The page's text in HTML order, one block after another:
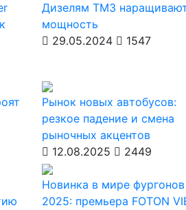
Дизелям ТМЗ
мощность
29.05.2024
1547
Рынок новых автобусов:
резкое падение и смена
рыночных акцентов
12.08.2025
2449
Новинка в мире фургонов
2025: премьера FOTON